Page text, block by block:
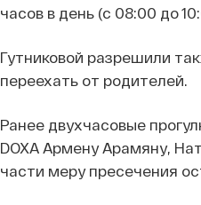
часов в день (с 08:00 до
Гутниковой разрешили
переехать от родителей.
Ранее двухчасовые
DOXA Армену Арамяну,
части меру пресечения